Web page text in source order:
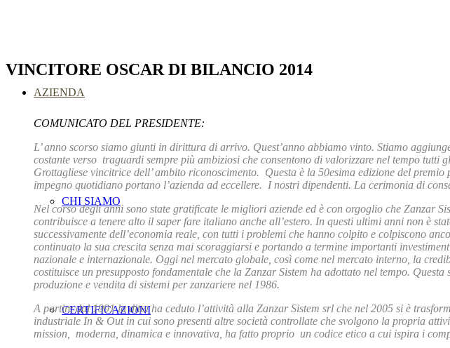
AZIENDA
CHI SIAMO
CERTIFICAZIONI
VINCITORE OSCAR DI BILANCIO 2014
COMUNICATO DEL PRESIDENTE:
L’ anno scorso siamo giunti in dirittura di arrivo. Quest’anno abbiamo vinto. Stiamo
costante verso traguardi sempre più ambiziosi che consentono di valorizzare nel tempo
Grottagliese vincitrice dell’ ambito riconoscimento. Questa è la 50esima edizione del
impegno quotidiano portano l’azienda ad eccellere. I nostri dipendenti. La cerimonia di
Nel corso degli anni sono state gratificate le migliori aziende ed è con orgoglio che Zanzar
contribuisce a tenere alto il saper fare italiano anche all’estero. In questi ultimi anni non è
successivamente dell’economia reale, con tutti i problemi che hanno colpito e colpiscono
continuato la sua crescita senza mai scoraggiarsi e portando a termine importanti
nazionale e internazionale. Oggi nel mercato globale, così come nel mercato interno, la
costituisce un presupposto fondamentale che la Zanzar Sistem ha adottato nel tempo.
produzione e vendita di sistemi per zanzariere nel 1986.
A partire dal 1991 la ditta ha ceduto l’attività alla Zanzar Sistem srl che nel 2005 si è
industriale In & Out in cui sono presenti altre società controllate che svolgono la propria
mission, moderna, dinamica e innovativa, ha fatto proprio un codice etico a cui ispira i